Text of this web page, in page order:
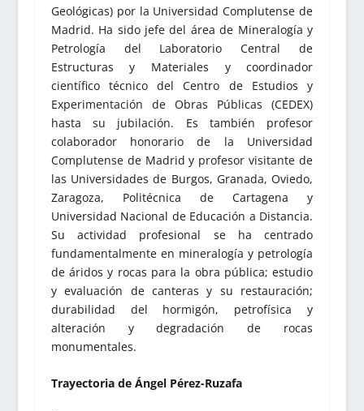
Geológicas) por la Universidad Complutense de
Madrid. Ha sido jefe del área de Mineralogía y
Petrología del Laboratorio Central de
Estructuras y Materiales y coordinador
científico técnico del Centro de Estudios y
Experimentación de Obras Públicas (CEDEX)
hasta su jubilación. Es también profesor
colaborador honorario de la Universidad
Complutense de Madrid y profesor visitante de
las Universidades de Burgos, Granada, Oviedo,
Zaragoza, Politécnica de Cartagena y
Universidad Nacional de Educación a Distancia.
Su actividad profesional se ha centrado
fundamentalmente en mineralogía y petrología
de áridos y rocas para la obra pública; estudio
y evaluación de canteras y su restauración;
durabilidad del hormigón, petrofísica y
alteración y degradación de rocas
monumentales.
Trayectoria de Ángel Pérez-Ruzafa